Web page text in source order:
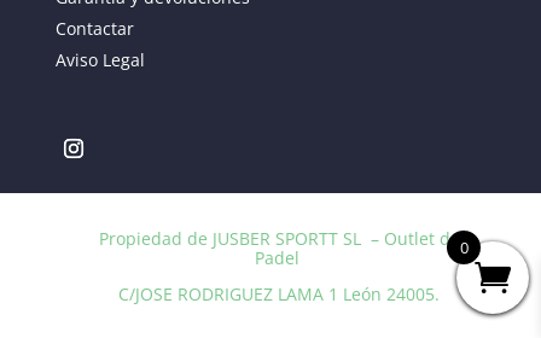
Contactar
Aviso Legal
Propiedad de JUSBER SPORTT SL – Outlet de
Padel
C/JOSE RODRIGUEZ LAMA 1 León 24005.
0